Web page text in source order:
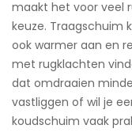
maakt het voor veel
keuze. Traagschuim
ook warmer aan en
met rugklachten
dat omdraaien
vastliggen of wil je
koudschuim vaak